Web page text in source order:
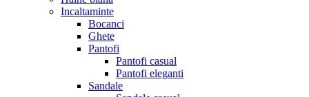
Incaltaminte
Bocanci
Ghete
Pantofi
Pantofi casual
Pantofi eleganti
Sandale